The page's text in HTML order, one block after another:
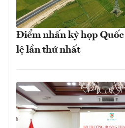
Điểm nhấn kỳ họp
lệ lần thứ nhất